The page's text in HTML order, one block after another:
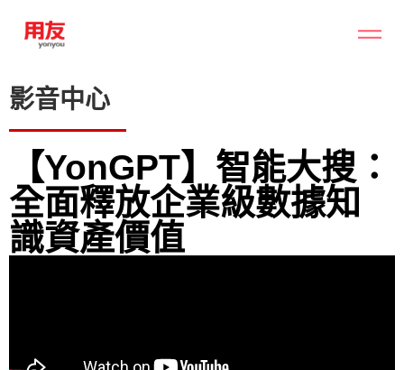
影音中心
【YonGPT】智能大搜：
全面釋放企業級數據知
識資產價值